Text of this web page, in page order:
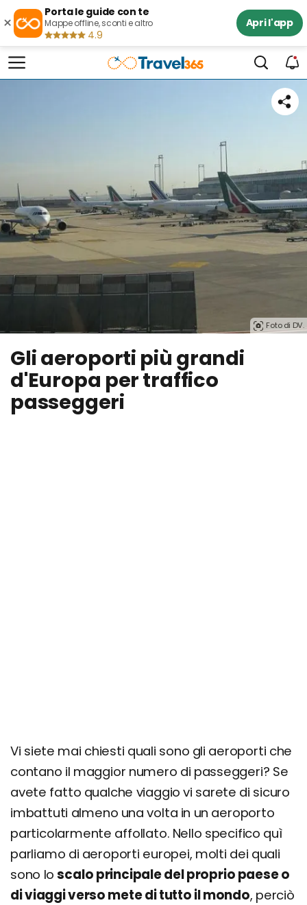
×
Porta le guide con te
Mappe offline, sconti e altro
4.9
Apri l'app
Foto di DV.
Gli aeroporti più grandi
d'Europa per traffico
passeggeri
Vi siete mai chiesti quali sono gli aeroporti che
contano il maggior numero di passeggeri? Se
avete fatto qualche viaggio vi sarete di sicuro
imbattuti almeno una volta in un aeroporto
particolarmente affollato. Nello specifico quì
parliamo di aeroporti europei, molti dei quali
sono loscalo principale del proprio paese o
di viaggi verso mete di tutto il mondo, perciò